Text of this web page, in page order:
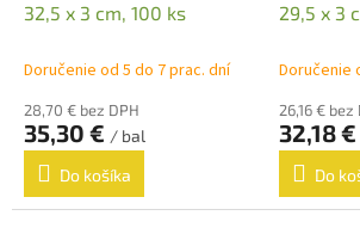
32,5 x 3 cm, 100 ks
Doručenie od 5 do 7 prac. dní
28,70 € bez DPH
35,30 € / bal
Do košíka
29,5 x 3
Doručenie
26,16 € bez
32,18 €
Do